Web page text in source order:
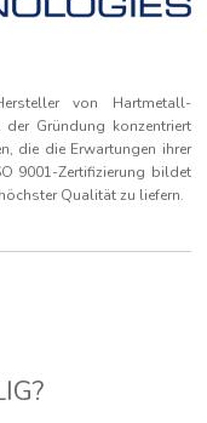
von Hartmetall-
Gründung konzentriert
die die Erwartungen ihrer
9001-Zertifizierung bildet
Qualität zu liefern.